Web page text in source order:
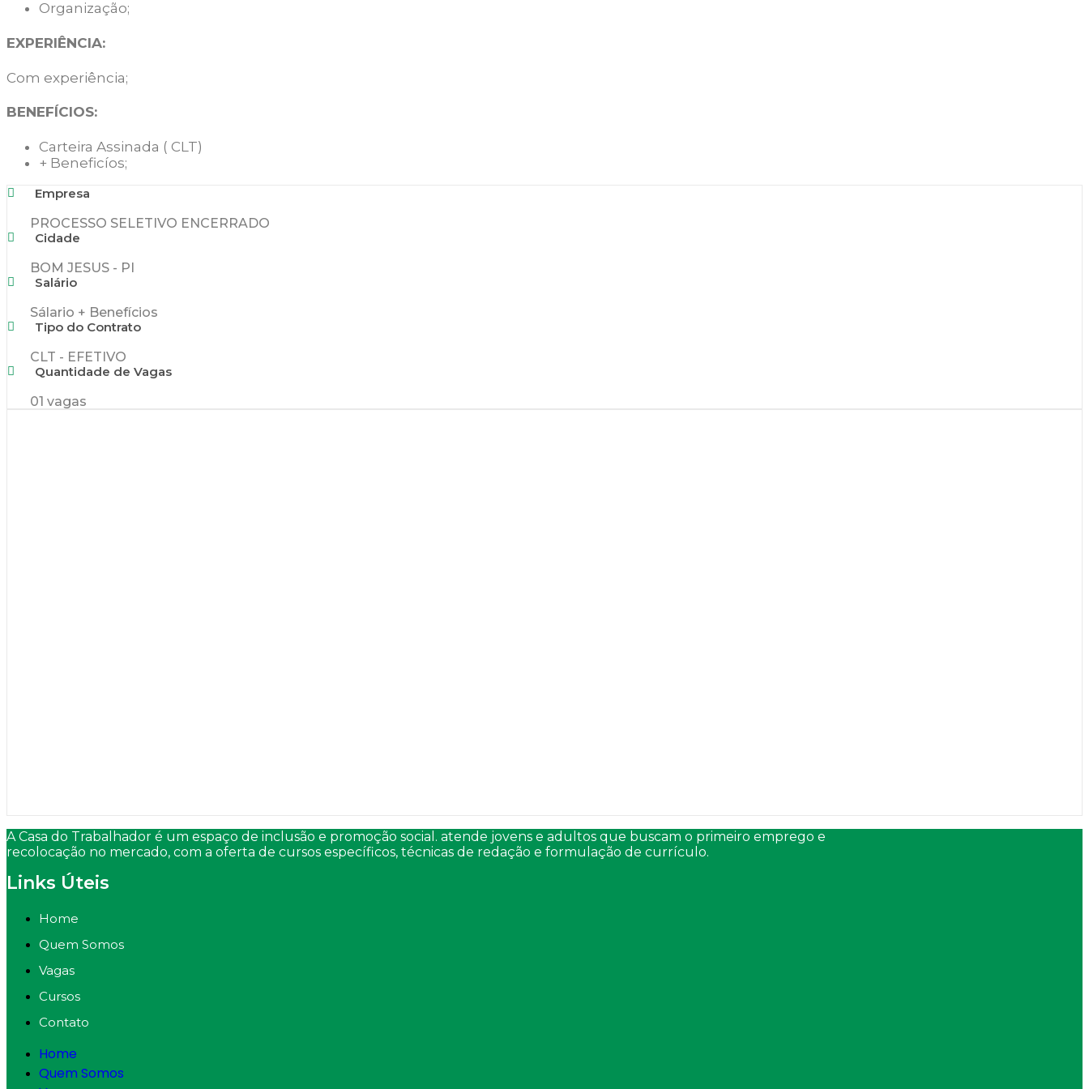
Organização;
EXPERIÊNCIA:
Com experiência;
BENEFÍCIOS:
Carteira Assinada ( CLT)
+ Beneficíos;
Empresa
PROCESSO SELETIVO ENCERRADO
Cidade
BOM JESUS - PI
Salário
Sálario + Benefícios
Tipo do Contrato
CLT - EFETIVO
Quantidade de Vagas
01 vagas
A Casa do Trabalhador é um espaço de inclusão e promoção social. atende jovens e adultos que buscam o primeiro emprego e
recolocação no mercado, com a oferta de cursos específicos, técnicas de redação e formulação de currículo.
Links Úteis
Home
Quem Somos
Vagas
Cursos
Contato
Home
Quem Somos